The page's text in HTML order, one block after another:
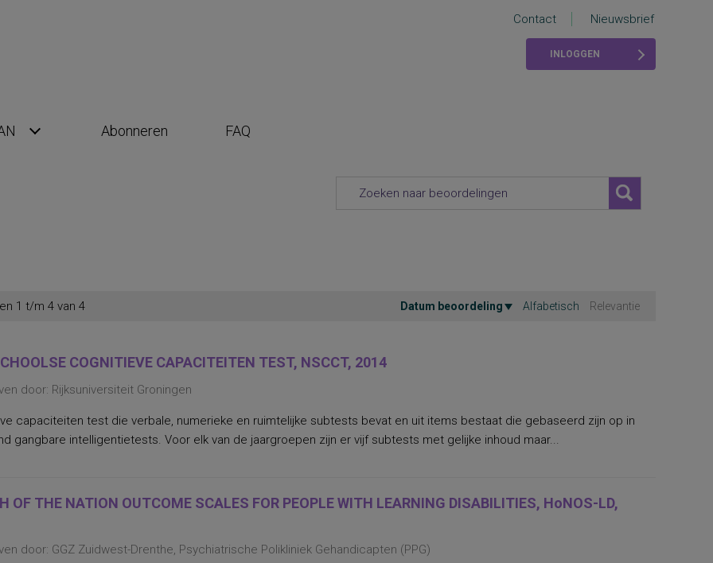
Contact Nieuwsbrief
INLOGGEN
Abonneren FAQ
1 t/m 4 van 4 Datum beoordeling Alfabetisch Relevantie
COGNITIEVE CAPACITEITEN TEST, NSCCT, 2014
door: Rijksuniversiteit Groningen
capaciteiten test die verbale, numerieke en ruimtelijke subtests bevat en uit items bestaat die gebaseerd zijn op in
gangbare intelligentietests. Voor elk van de jaargroepen zijn er vijf subtests met gelijke inhoud maar...
OF THE NATION OUTCOME SCALES FOR PEOPLE WITH LEARNING DISABILITIES, HoNOS-LD,
door: GGZ Zuidwest-Drenthe, Psychiatrische Polikliniek Gehandicapten (PPG)